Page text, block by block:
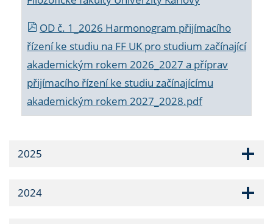
OD č. 1_2026 Harmonogram přijímacího
řízení ke studiu na FF UK pro studium začínající
akademickým rokem 2026_2027 a příprav
přijímacího řízení ke studiu začínajícímu
akademickým rokem 2027_2028.pdf
2025
2024